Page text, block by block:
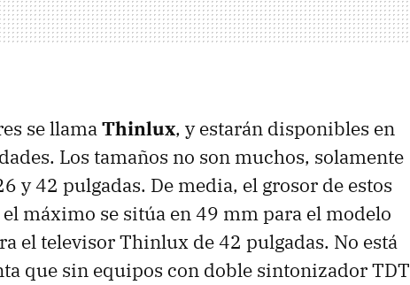
se llamaThinlux, y estarán disponibles en
Los tamaños no son muchos, solamente
y 42 pulgadas. De media, el grosor de estos
máximo se sitúa en 49 mm para el modelo
el televisor Thinlux de 42 pulgadas. No está
que sin equipos con doble sintonizador TDT